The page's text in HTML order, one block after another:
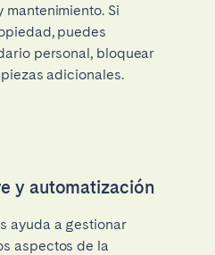
mantenimiento. Si
puedes
personal, bloquear
adicionales.
y automatización
ayuda a gestionar
aspectos de la